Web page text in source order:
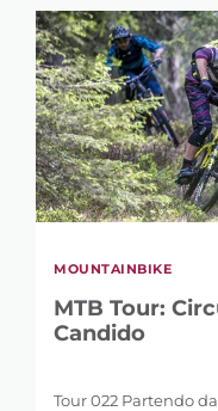
MOUNTAINBIKE
MTB Tour:
Candido
Tour 022 Partendo